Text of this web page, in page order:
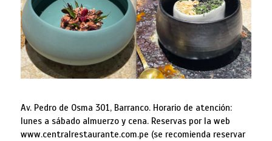
Av. Pedro de Osma 301, Barranco. Horario de atención:
lunes a sábado almuerzo y cena. Reservas por la web
www.centralrestaurante.com.pe (se recomienda reservar